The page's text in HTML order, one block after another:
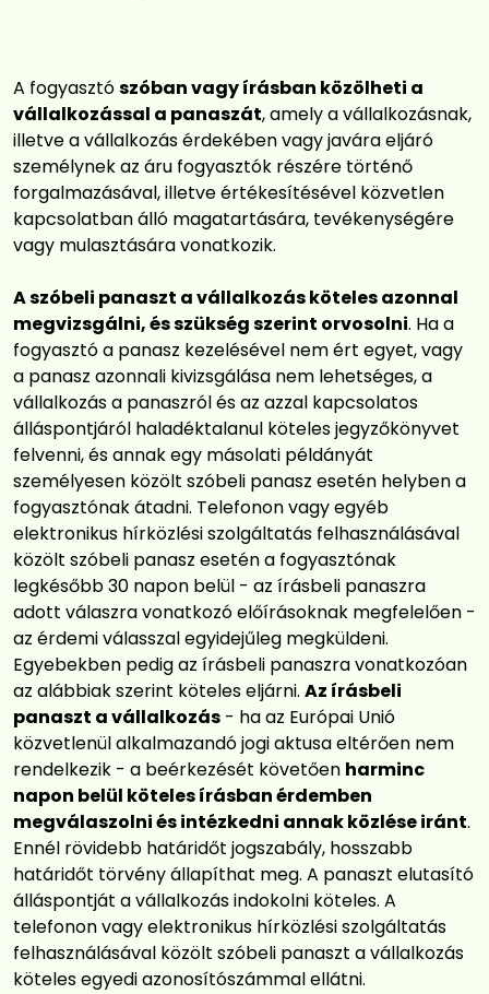
A fogyasztószóban vagy írásban közölheti a
vállalkozással a panaszát, amely a vállalkozásnak,
illetve a vállalkozás érdekében vagy javára eljáró
személynek az áru fogyasztók részére történő
forgalmazásával, illetve értékesítésével közvetlen
kapcsolatban álló magatartására, tevékenységére
vagy mulasztására vonatkozik.
A szóbeli panaszt a vállalkozás köteles azonnal
megvizsgálni, és szükség szerint orvosolni. Ha a
fogyasztó a panasz kezelésével nem ért egyet, vagy
a panasz azonnali kivizsgálása nem lehetséges, a
vállalkozás a panaszról és az azzal kapcsolatos
álláspontjáról haladéktalanul köteles jegyzőkönyvet
felvenni, és annak egy másolati példányát
személyesen közölt szóbeli panasz esetén helyben a
fogyasztónak átadni. Telefonon vagy egyéb
elektronikus hírközlési szolgáltatás felhasználásával
közölt szóbeli panasz esetén a fogyasztónak
legkésőbb 30 napon belül - az írásbeli panaszra
adott válaszra vonatkozó előírásoknak megfelelően -
az érdemi válasszal egyidejűleg megküldeni.
Egyebekben pedig az írásbeli panaszra vonatkozóan
az alábbiak szerint köteles eljárni. Az írásbeli
panaszt a vállalkozás - ha az Európai Unió
közvetlenül alkalmazandó jogi aktusa eltérően nem
rendelkezik - a beérkezését követően harminc
napon belül köteles írásban érdemben
megválaszolni és intézkedni annak közlése iránt.
Ennél rövidebb határidőt jogszabály, hosszabb
határidőt törvény állapíthat meg. A panaszt elutasító
álláspontját a vállalkozás indokolni köteles. A
telefonon vagy elektronikus hírközlési szolgáltatás
felhasználásával közölt szóbeli panaszt a vállalkozás
köteles egyedi azonosítószámmal ellátni.